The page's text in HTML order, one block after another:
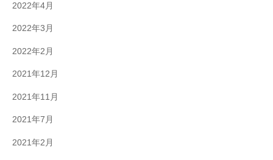
2022年4月
2022年3月
2022年2月
2021年12月
2021年11月
2021年7月
2021年2月